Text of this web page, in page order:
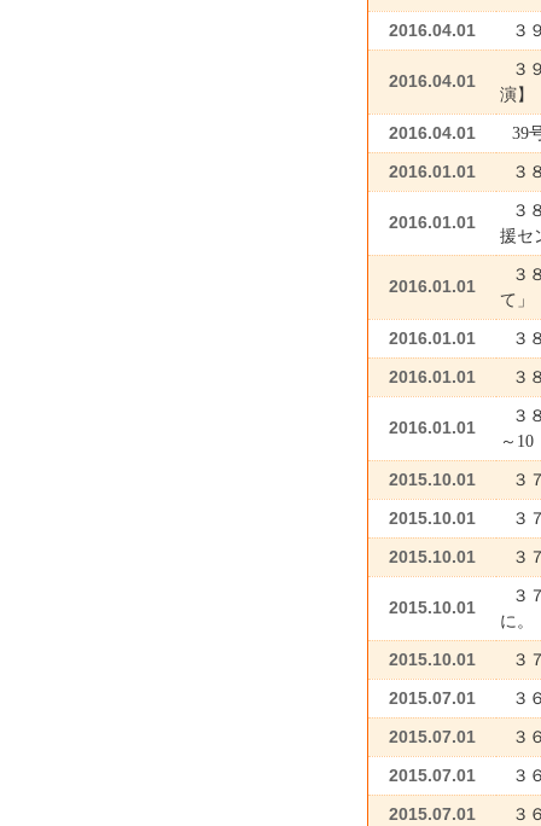
2016.04.01 ３
2016.04.01
３
演】
2016.04.01 39
2016.01.01 ３
2016.01.01
３
援セ
2016.01.01
３
て」
2016.01.01 ３
2016.01.01 ３
2016.01.01
３
～10
2015.10.01 ３
2015.10.01 ３
2015.10.01 ３
2015.10.01
３
に
2015.10.01 ３
2015.07.01 ３
2015.07.01 ３
2015.07.01 ３
2015.07.01 ３